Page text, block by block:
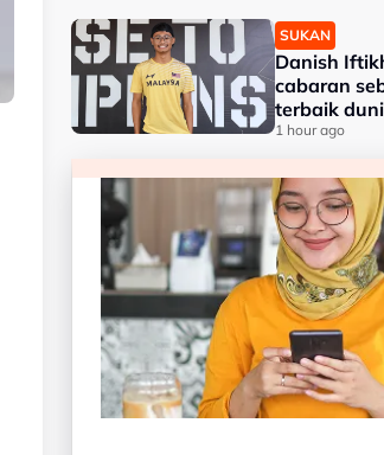
SUKAN
Danish
cabaran
terbaik
1 hour ago